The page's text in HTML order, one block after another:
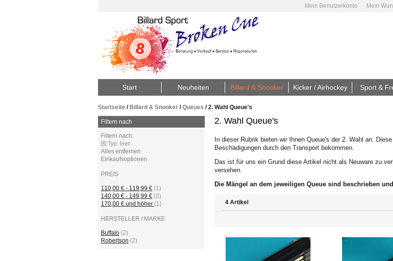
Mein Benutzerkonto Mein
Start Neuheiten Billard & Snooker Kicker / Airhockey Sport &
Startseite / Billard & Snooker /Queues /2. Wahl Queue's
2. Wahl Queue's
In dieser Rubrik bieten wir Ihnen Queue's der 2. Wahl an.
Beschädigungen durch den Transport bekommen.
Das ist für uns ein Grund diese Artikel nicht als Neuware zu
versehen.
Die Mängel an dem jeweiligen Queue sind beschrieben
4 Artikel
Filtern nach
Filtern nach:
Typ: leer
Alles entfernen
Einkaufsoptionen
PREIS
110,00 € - 119,99 € (1)
140,00 € - 149,99 € (2)
170,00 € und höher (1)
HERSTELLER / MARKE
Buffalo (2)
Robertson (2)